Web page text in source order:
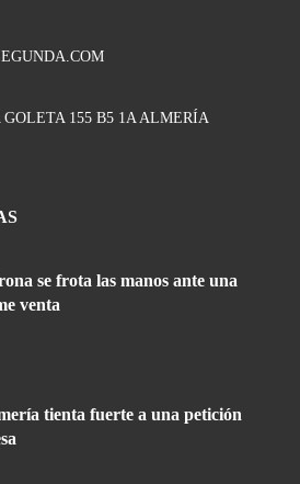
155 B5 1A ALMERÍA
se frota las manos ante una
venta
tienta fuerte a una petición